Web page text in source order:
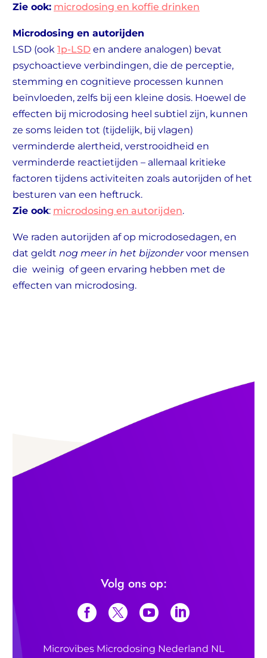
Zie ook: microdosing en koffie drinken
Microdosing en autorijden
LSD (ook 1p-LSD en andere analogen) bevat
psychoactieve verbindingen, die de perceptie,
stemming en cognitieve processen kunnen
beïnvloeden, zelfs bij een kleine dosis. Hoewel de
effecten bij microdosing heel subtiel zijn, kunnen
ze soms leiden tot (tijdelijk, bij vlagen)
verminderde alertheid, verstrooidheid en
verminderde reactietijden – allemaal kritieke
factoren tijdens activiteiten zoals autorijden of het
besturen van een heftruck.
Zie ook: microdosing en autorijden.
We raden autorijden af op microdosedagen, en
dat geldt nog meer in het bijzondervoor mensen
die weinig of geen ervaring hebben met de
effecten van microdosing.
Volg ons op:
Microvibes Microdosing Nederland NL